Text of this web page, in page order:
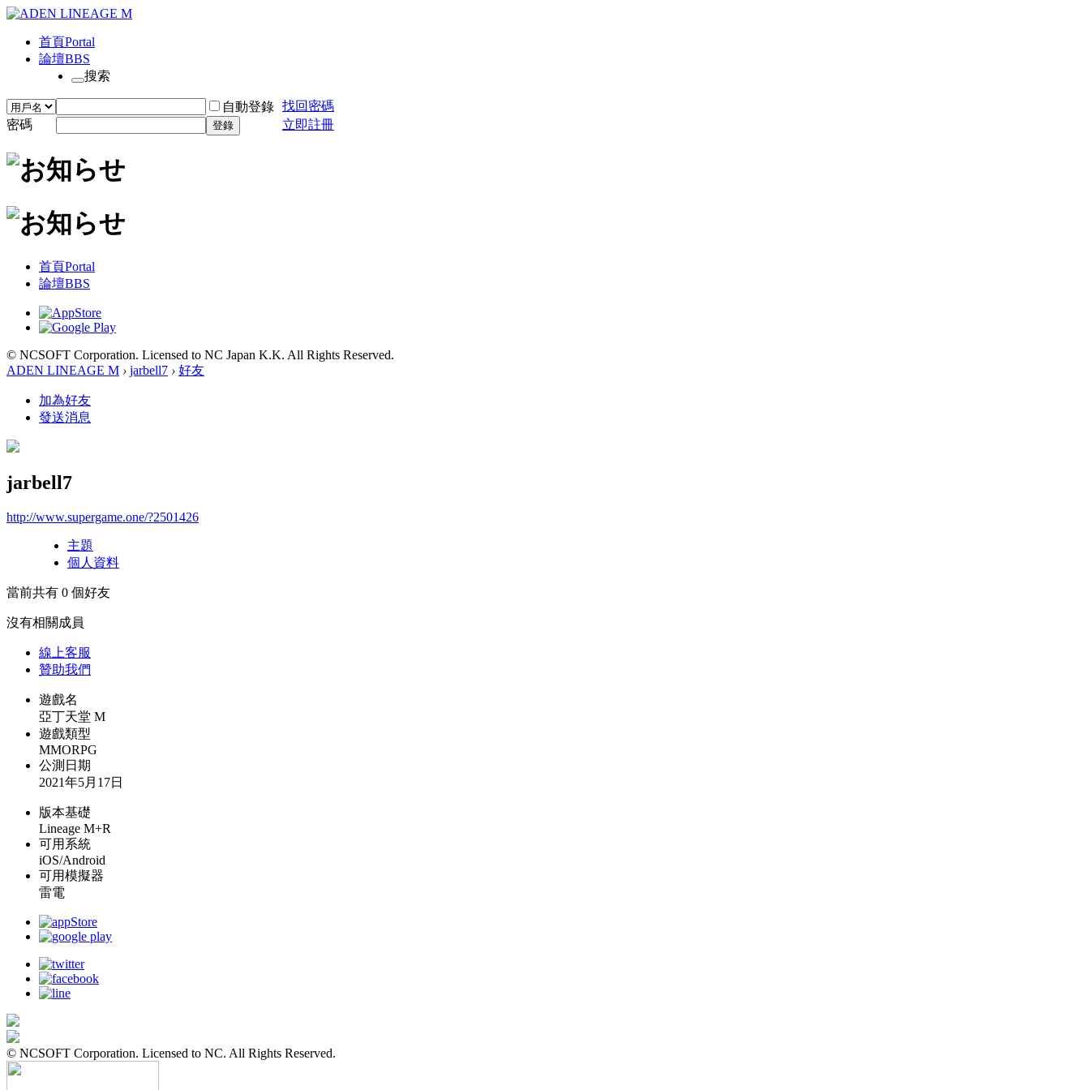
首頁Portal
論壇BBS
搜索
自動登錄 找回密碼
密碼
登錄 立即註冊
首頁Portal
論壇BBS
© NCSOFT Corporation. Licensed to NC Japan K.K. All Rights Reserved.
ADEN LINEAGE M › jarbell7 › 好友
加為好友
發送消息
jarbell7
http://www.supergame.one/?2501426
主題
個人資料
當前共有 0 個好友
沒有相關成員
線上客服
贊助我們
遊戲名
亞丁天堂 M
遊戲類型
MMORPG
公測日期
2021年5月17日
版本基礎
Lineage M+R
可用系統
iOS/Android
可用模擬器
雷電
© NCSOFT Corporation. Licensed to NC. All Rights Reserved.